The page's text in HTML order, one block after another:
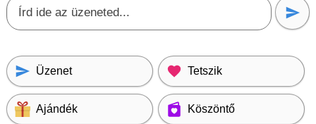
Üzenet Tetszik
Ajándék Köszöntő